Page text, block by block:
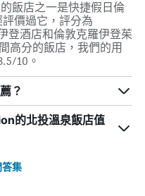
飯店之一是快捷假日倫
價過它，評分為
登酒店和倫敦克羅伊登茱
高分的飯店，我們的用
10。
？
的北投溫泉飯店值
集